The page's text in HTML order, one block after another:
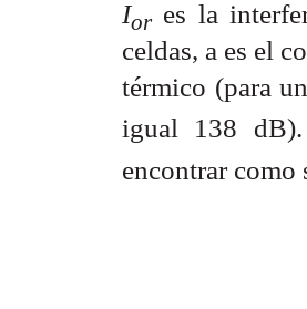
Ior es la
celdas, a es el
térmico (para
igual 138
encontrar como